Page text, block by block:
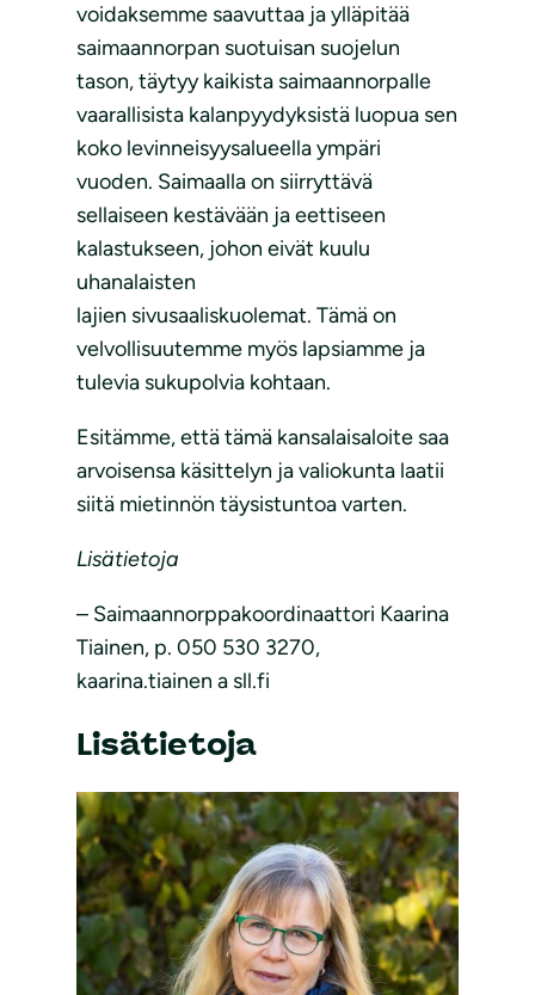
voidaksemme saavuttaa ja ylläpitää
saimaannorpan suotuisan suojelun
tason, täytyy kaikista saimaannorpalle
vaarallisista kalanpyydyksistä luopua sen
koko levinneisyysalueella ympäri
vuoden. Saimaalla on siirryttävä
sellaiseen kestävään ja eettiseen
kalastukseen, johon eivät kuulu
uhanalaisten
lajien sivusaaliskuolemat. Tämä on
velvollisuutemme myös lapsiamme ja
tulevia sukupolvia kohtaan.
Esitämme, että tämä kansalaisaloite saa
arvoisensa käsittelyn ja valiokunta laatii
siitä mietinnön täysistuntoa varten.
Lisätietoja
– Saimaannorppakoordinaattori Kaarina
Tiainen, p. 050 530 3270,
kaarina.tiainen a sll.fi
Lisätietoja